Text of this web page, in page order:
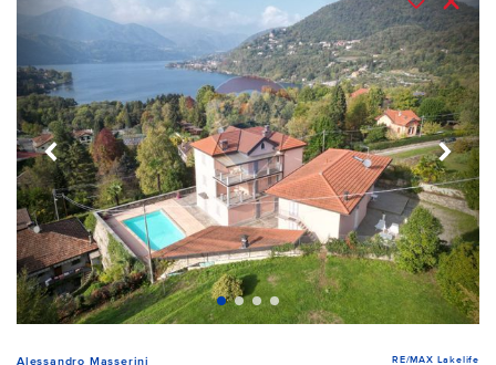
Alessandro Masserini RE/MAX Lakelife